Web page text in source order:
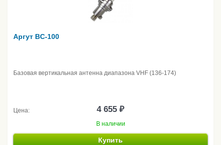
Аргут BC-100
Базовая вертикальная антенна диапазона VHF (136-174)
Цена: 4 655 ₽
В наличии
Купить